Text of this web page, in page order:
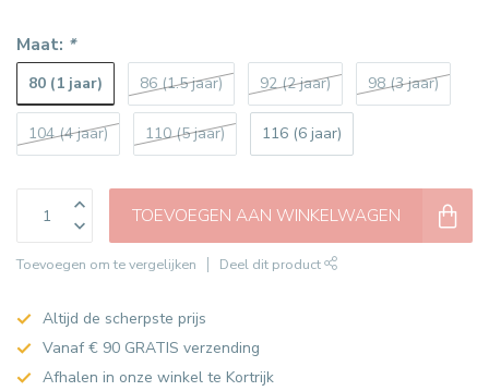
Maat: *
80 (1 jaar) 86 (1.5 jaar) 92 (2 jaar) 98 (3 jaar)
104 (4 jaar) 110 (5 jaar) 116 (6 jaar)
TOEVOEGEN AAN WINKELWAGEN
Toevoegen om te vergelijken Deel dit product
Altijd de scherpste prijs
Vanaf € 90 GRATIS verzending
Afhalen in onze winkel te Kortrijk